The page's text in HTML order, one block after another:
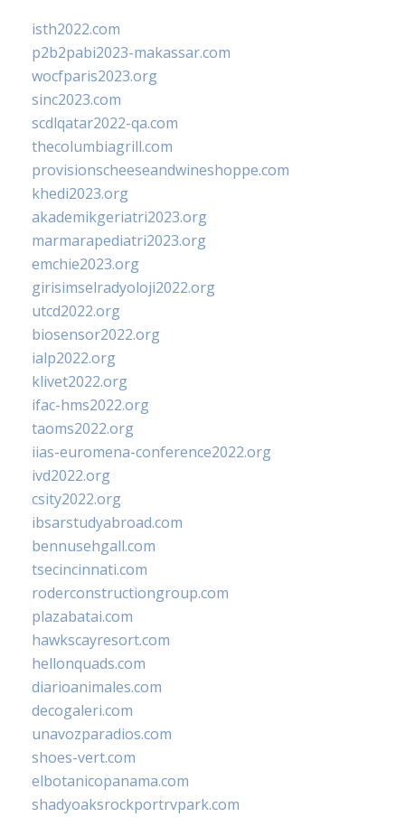
isth2022.com
p2b2pabi2023-makassar.com
wocfparis2023.org
sinc2023.com
scdlqatar2022-qa.com
thecolumbiagrill.com
provisionscheeseandwineshoppe.com
khedi2023.org
akademikgeriatri2023.org
marmarapediatri2023.org
emchie2023.org
girisimselradyoloji2022.org
utcd2022.org
biosensor2022.org
ialp2022.org
klivet2022.org
ifac-hms2022.org
taoms2022.org
iias-euromena-conference2022.org
ivd2022.org
csity2022.org
ibsarstudyabroad.com
bennusehgall.com
tsecincinnati.com
roderconstructiongroup.com
plazabatai.com
hawkscayresort.com
hellonquads.com
diarioanimales.com
decogaleri.com
unavozparadios.com
shoes-vert.com
elbotanicopanama.com
shadyoaksrockportrvpark.com